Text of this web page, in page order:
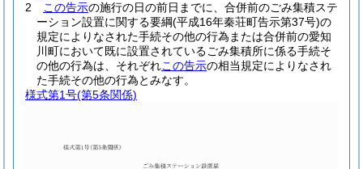
2
この告示の施行の日の前日までに、合併前のごみ集積ステ
ーション設置に関する要綱(平成16年秦荘町告示第37号)の
規定によりなされた手続その他の行為または合併前の愛知
川町において既に設置されているごみ集積所に係る手続そ
の他の行為は、それぞれこの告示の相当規定によりなされ
た手続その他の行為とみなす。
様式第1号(第5条関係)